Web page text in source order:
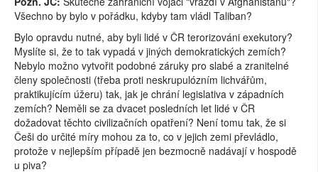
Všechno by bylo v pořádku, kdyby tam vládl Taliban?
Bylo opravdu nutné, aby byli lidé v ČR terorizováni exekutory?
Myslíte si, že to tak vypadá v jiných demokratických zemích?
Nebylo možno vytvořit podobné záruky pro slabé a zranitelné
členy společnosti (třeba proti neskrupulózním lichvářům,
praktikujícím úžeru) tak, jak je chrání legislativa v západních
zemích? Neměli se za dvacet posledních let lidé v ČR
dožadovat těchto civilizačních opatření? Není tomu tak, že si
Češi do určité míry mohou za to, co v jejich zemi převládlo,
protože v nejlepším případě jen bezmocně nadávají v hospodě
u piva?